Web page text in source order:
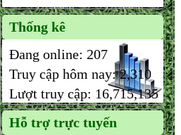
Thống kê
Đang online: 207
Truy cập hôm nay:2,310
Lượt truy cập: 16,715,135
Hỗ trợ trực tuyến